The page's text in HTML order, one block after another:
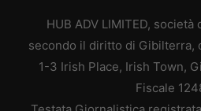
HUB ADV LIMITED,
secondo il diritto di Gibilterra,
1-3 Irish Place, Irish Town,
Fiscale